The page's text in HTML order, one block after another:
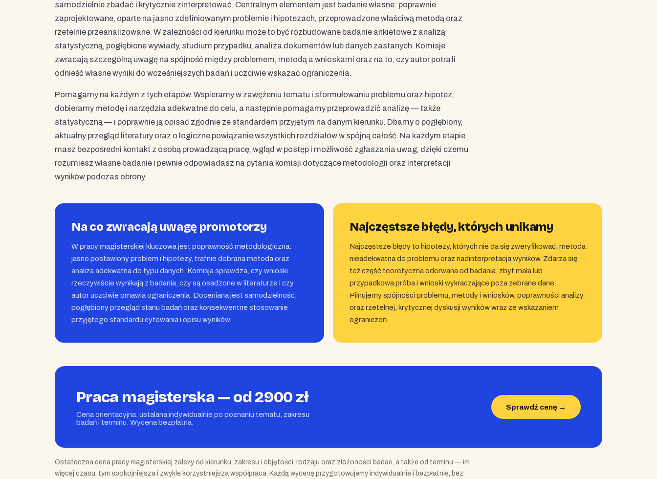
samodzielnie zbadać i krytycznie zinterpretować. Centralnym elementem jest badanie własne: poprawnie
zaprojektowane, oparte na jasno zdefiniowanym problemie i hipotezach, przeprowadzone właściwą metodą oraz
rzetelnie przeanalizowane. W zależności od kierunku może to być rozbudowane badanie ankietowe z analizą
statystyczną, pogłębione wywiady, studium przypadku, analiza dokumentów lub danych zastanych. Komisje
zwracają szczególną uwagę na spójność między problemem, metodą a wnioskami oraz na to, czy autor potrafi
odnieść własne wyniki do wcześniejszych badań i uczciwie wskazać ograniczenia.
Pomagamy na każdym z tych etapów. Wspieramy w zawężeniu tematu i sformułowaniu problemu oraz hipotez,
dobieramy metodę i narzędzia adekwatne do celu, a następnie pomagamy przeprowadzić analizę — także
statystyczną — i poprawnie ją opisać zgodnie ze standardem przyjętym na danym kierunku. Dbamy o pogłębiony,
aktualny przegląd literatury oraz o logiczne powiązanie wszystkich rozdziałów w spójną całość. Na każdym etapie
masz bezpośredni kontakt z osobą prowadzącą pracę, wgląd w postęp i możliwość zgłaszania uwag, dzięki czemu
rozumiesz własne badanie i pewnie odpowiadasz na pytania komisji dotyczące metodologii oraz interpretacji
wyników podczas obrony.
Na co zwracają uwagę promotorzy
W pracy magisterskiej kluczowa jest poprawność metodologiczna:
jasno postawiony problem i hipotezy, trafnie dobrana metoda oraz
analiza adekwatna do typu danych. Komisja sprawdza, czy wnioski
rzeczywiście wynikają z badania, czy są osadzone w literaturze i czy
autor uczciwie omawia ograniczenia. Doceniana jest samodzielność,
pogłębiony przegląd stanu badań oraz konsekwentne stosowanie
przyjętego standardu cytowania i opisu wyników.
Najczęstsze błędy, których unikamy
Najczęstsze błędy to hipotezy, których nie da się zweryfikować, metoda
nieadekwatna do problemu oraz nadinterpretacja wyników. Zdarza się
też część teoretyczna oderwana od badania, zbyt mała lub
przypadkowa próba i wnioski wykraczające poza zebrane dane.
Pilnujemy spójności problemu, metody i wniosków, poprawności analizy
oraz rzetelnej, krytycznej dyskusji wyników wraz ze wskazaniem
ograniczeń.
Praca magisterska — od 2900 zł
Cena orientacyjna, ustalana indywidualnie po poznaniu tematu, zakresu
badań i terminu. Wycena bezpłatna.
Sprawdź cenę →
Ostateczna cena pracy magisterskiej zależy od kierunku, zakresu i objętości, rodzaju oraz złożoności badań, a także od terminu — im
więcej czasu, tym spokojniejsza i zwykle korzystniejsza współpraca. Każdą wycenę przygotowujemy indywidualnie i bezpłatnie, bez